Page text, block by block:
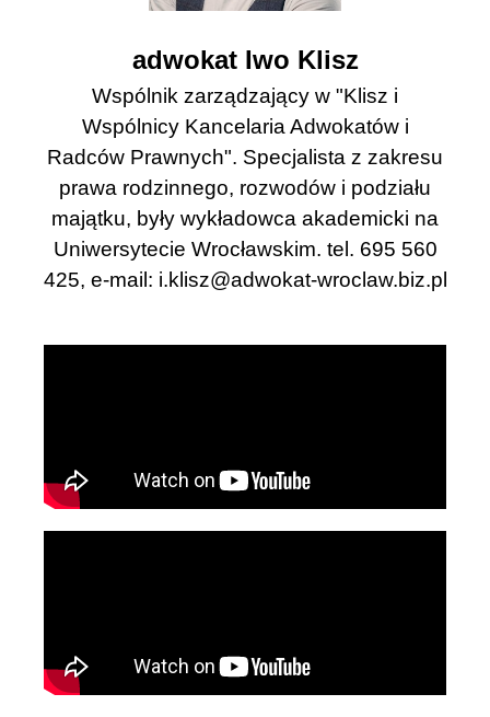
adwokat Iwo Klisz
Wspólnik zarządzający w "Klisz i
Wspólnicy Kancelaria Adwokatów i
Radców Prawnych". Specjalista z zakresu
prawa rodzinnego, rozwodów i podziału
majątku, były wykładowca akademicki na
Uniwersytecie Wrocławskim. tel. 695 560
425, e-mail: i.klisz@adwokat-wroclaw.biz.pl